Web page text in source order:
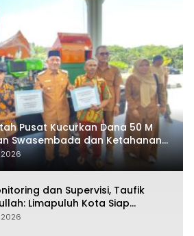
Pusat Kucurkan Dana 50 M
Swasembada dan Ketahanan
Kabupaten 50 Kota
dan Supervisi, Taufik
Limapuluh Kota Siap
Atlet Terbaiknya Pada Porprov